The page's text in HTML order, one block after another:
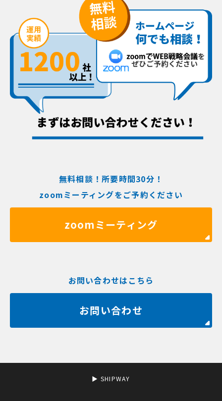
無料相談！所要時間30分！
zoomミーティングをご予約ください
zoomミーティング
お問い合わせはこちら
お問い合わせ
▶︎ SHIPWAY